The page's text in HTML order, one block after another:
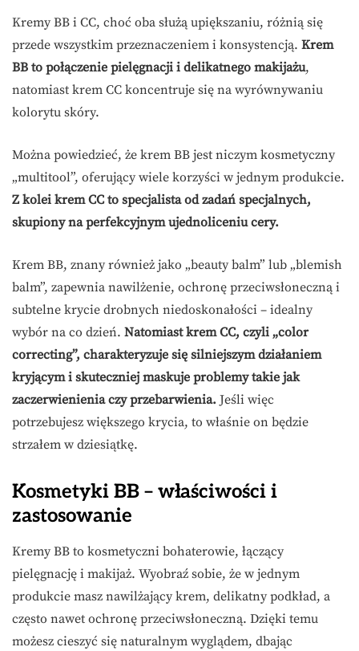
Kremy BB i CC, choć oba służą upiększaniu, różnią się
przede wszystkim przeznaczeniem i konsystencją. Krem
BB to połączenie pielęgnacji i delikatnego makijażu,
natomiast krem CC koncentruje się na wyrównywaniu
kolorytu skóry.
Można powiedzieć, że krem BB jest niczym kosmetyczny
„multitool”, oferujący wiele korzyści w jednym produkcie.
Z kolei krem CC to specjalista od zadań specjalnych,
skupiony na perfekcyjnym ujednoliceniu cery.
Krem BB, znany również jako „beauty balm” lub „blemish
balm”, zapewnia nawilżenie, ochronę przeciwsłoneczną i
subtelne krycie drobnych niedoskonałości – idealny
wybór na co dzień. Natomiast krem CC, czyli „color
correcting”, charakteryzuje się silniejszym działaniem
kryjącym i skuteczniej maskuje problemy takie jak
zaczerwienienia czy przebarwienia. Jeśli więc
potrzebujesz większego krycia, to właśnie on będzie
strzałem w dziesiątkę.
Kosmetyki BB – właściwości i
zastosowanie
Kremy BB to kosmetyczni bohaterowie, łączący
pielęgnację i makijaż. Wyobraź sobie, że w jednym
produkcie masz nawilżający krem, delikatny podkład, a
często nawet ochronę przeciwsłoneczną. Dzięki temu
możesz cieszyć się naturalnym wyglądem, dbając